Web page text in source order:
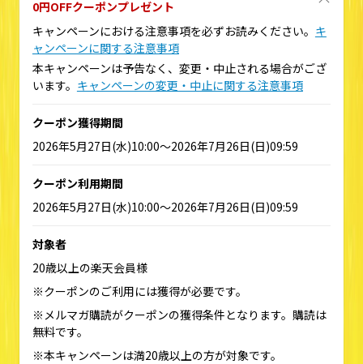
0円OFFクーポンプレゼント
キャンペーンにおける注意事項を必ずお読みください。 キ
ャンペーンに関する注意事項
本キャンペーンは予告なく、変更・中止される場合がござ
います。 キャンペーンの変更・中止に関する注意事項
クーポン獲得期間
2026年5月27日(水)10:00～2026年7月26日(日)09:59
クーポン利用期間
2026年5月27日(水)10:00～2026年7月26日(日)09:59
対象者
20歳以上の楽天会員様
※クーポンのご利用には獲得が必要です。
※メルマガ購読がクーポンの獲得条件となります。購読は
無料です。
※本キャンペーンは満20歳以上の方が対象です。